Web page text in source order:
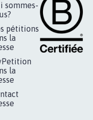
sommes-
pétitions
la
la